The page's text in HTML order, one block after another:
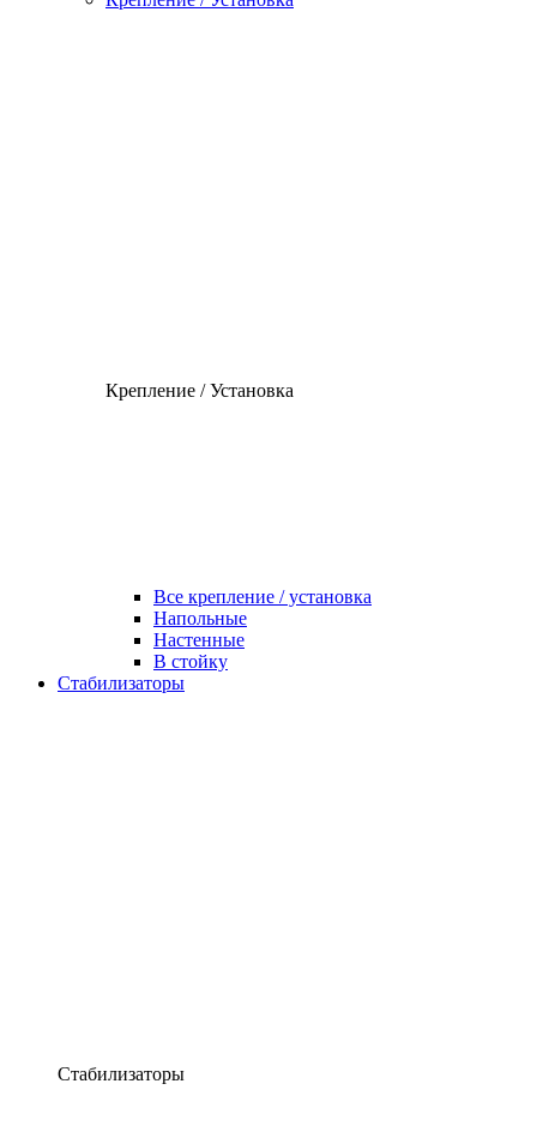
Крепление / Установка
Все крепление / установка
Напольные
Настенные
В стойку
Стабилизаторы
Стабилизаторы